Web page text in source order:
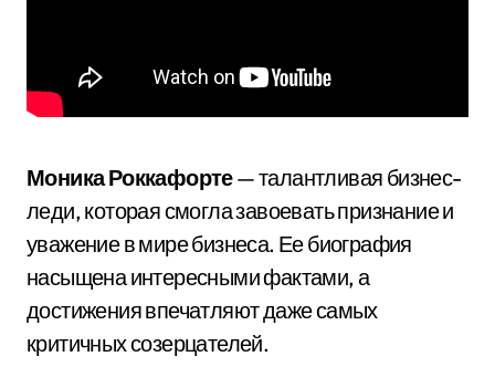
Моника Роккафорте— талантливая бизнес-
леди, которая смогла завоевать признание и
уважение в мире бизнеса. Ее биография
насыщена интересными фактами, а
достижения впечатляют даже самых
критичных созерцателей.